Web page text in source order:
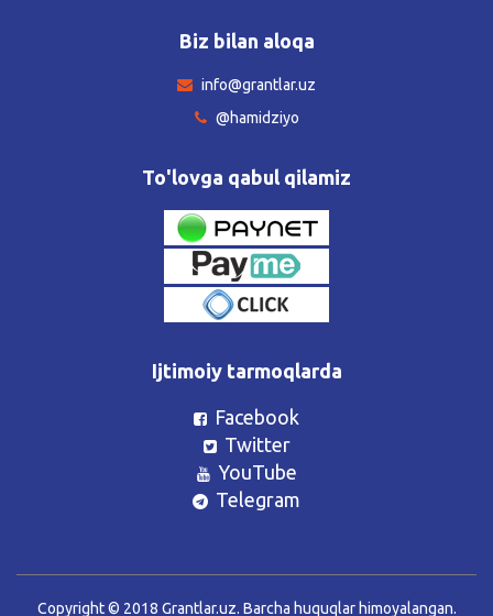
Biz bilan aloqa
info@grantlar.uz
@hamidziyo
To'lovga qabul qilamiz
Ijtimoiy tarmoqlarda
Facebook
Twitter
YouTube
Telegram
Copyright © 2018 Grantlar.uz. Barcha huquqlar himoyalangan.